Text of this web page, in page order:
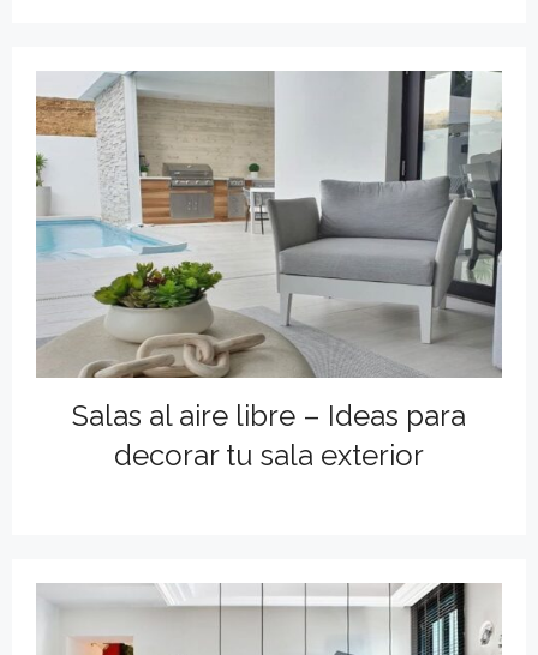
Salas al aire libre – Ideas para
decorar tu sala exterior